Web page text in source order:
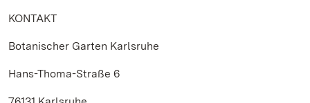
KONTAKT
Botanischer Garten Karlsruhe
Hans-Thoma-Straße 6